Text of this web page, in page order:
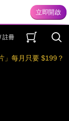
註冊
」每月只要 $199？